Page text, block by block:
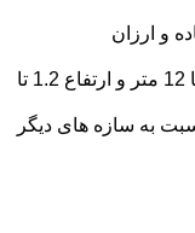
و ارزان
امکان ساخت ابعاد بزرگ از قطر3.5 تا 12 متر و ارتفاع 1.2 تا
به سازه های دیگر